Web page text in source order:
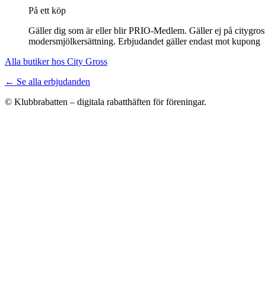
På ett köp
Gäller dig som är eller blir PRIO-Medlem. Gäller ej på
modersmjölkersättning. Erbjudandet gäller endast mot kupong
Alla butiker hos City Gross
← Se alla erbjudanden
© Klubbrabatten – digitala rabatthäften för föreningar.